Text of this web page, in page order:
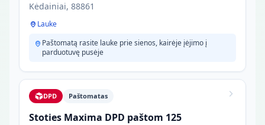
Kėdainiai, 88861
Lauke
Paštomatą rasite lauke prie sienos, kairėje įėjimo į
parduotuvę pusėje
DPD Paštomatas
Stoties Maxima DPD paštom 125